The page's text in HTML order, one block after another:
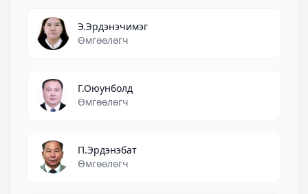
Э.Эрдэнэчимэг
Өмгөөлөгч
Г.Оюунболд
Өмгөөлөгч
П.Эрдэнэбат
Өмгөөлөгч